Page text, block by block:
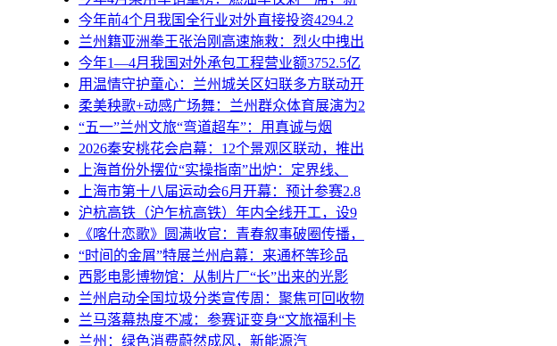
今年前4个月我国全行业对外直接投资4294.2
兰州籍亚洲拳王张治刚高速施救：烈火中拽出
今年1—4月我国对外承包工程营业额3752.5亿
用温情守护童心：兰州城关区妇联多方联动开
柔美秧歌+动感广场舞：兰州群众体育展演为2
“五一”兰州文旅“弯道超车”：用真诚与烟
2026秦安桃花会启幕：12个景观区联动，推出
上海首份外摆位“实操指南”出炉：定界线、
上海市第十八届运动会6月开幕：预计参赛2.8
沪杭高铁（沪乍杭高铁）年内全线开工，设9
《喀什恋歌》圆满收官：青春叙事破圈传播，
“时间的金屑”特展兰州启幕：来通杯等珍品
西影电影博物馆：从制片厂“长”出来的光影
兰州启动全国垃圾分类宣传周：聚焦可回收物
兰马落幕热度不减：参赛证变身“文旅福利卡
兰州：绿色消费蔚然成风，新能源汽